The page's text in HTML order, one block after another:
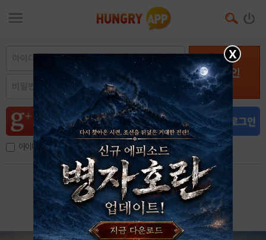
로그인
아이디, 이메일 저장
아이디 / 비밀번호 찾기 회원가입
X